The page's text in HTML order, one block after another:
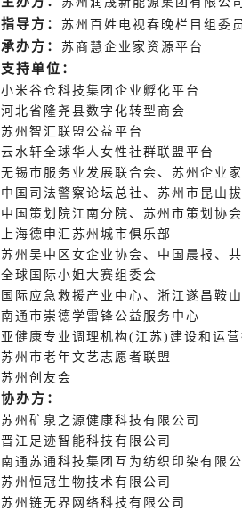
指导方： 苏州百姓电视春晚栏目组委
承办方： 苏商慧企业家资源平台
支持单位：
小米谷仓科技集团企业孵化平台
河北省隆尧县数字化转型商会
苏州智汇联盟公益平台
云水轩全球华人女性社群联盟平台
无锡市服务业发展联合会、 苏州企业
中国司法警察论坛总社、 苏州市昆山
中国策划院江南分院、 苏州市策划协会
上海德申汇苏州城市俱乐部
苏州吴中区女企业协会、 中国晨报、
全球国际小姐大赛组委会
国际应急救援产业中心、浙江遂昌鞍
南通市崇德学雷锋公益服务中心
亚健康专业调理机构(江苏)建设和运
苏州 市老年文艺志愿者联盟
苏州创友会
协办方：
苏州矿泉之源健康科技有限公司
晋江足迹智能科技有限公司
南通苏通科技集团互为纺织印染有限公
苏州恒冠生物技术有限公司
苏州链无界网络科技有限公司